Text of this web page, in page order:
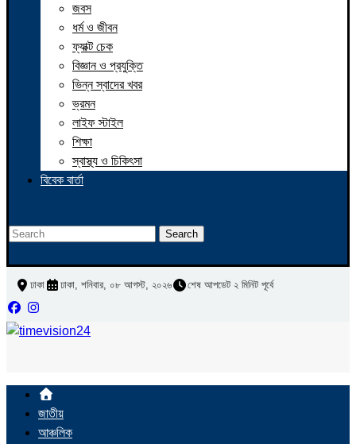
জবস
ধর্ম ও জীবন
ফ্যাক্ট চেক
বিজ্ঞান ও প্রযুক্তি
ভিন্ন স্বাদের খবর
ভ্রমন
লাইফ স্টাইল
শিক্ষা
স্বাস্থ্য ও চিকিৎসা
বিবেক বার্তা
Search
ঢাকা ঢাকা, শনিবার, ০৮ আগস্ট, ২০২৬ শেষ আপডেট ২ মিনিট পূর্বে
জাতীয়
আঞ্চলিক